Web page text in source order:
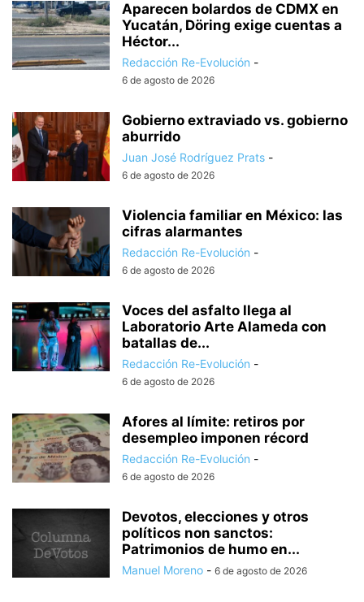
Aparecen bolardos de CDMX en
Yucatán, Döring exige cuentas a
Héctor...
Redacción Re-Evolución -
6 de agosto de 2026
Gobierno extraviado vs. gobierno
aburrido
Juan José Rodríguez Prats -
6 de agosto de 2026
Violencia familiar en México: las
cifras alarmantes
Redacción Re-Evolución -
6 de agosto de 2026
Voces del asfalto llega al
Laboratorio Arte Alameda con
batallas de...
Redacción Re-Evolución -
6 de agosto de 2026
Afores al límite: retiros por
desempleo imponen récord
Redacción Re-Evolución -
6 de agosto de 2026
Devotos, elecciones y otros
políticos non sanctos:
Patrimonios de humo en...
Manuel Moreno - 6 de agosto de 2026